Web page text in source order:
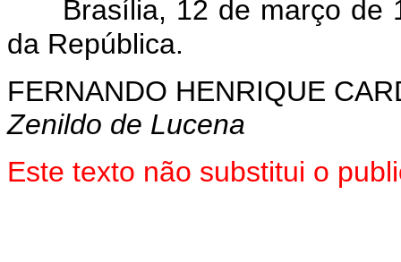
Brasília, 12 de março de
da República.
FERNANDO HENRIQUE
Zenildo de Lucena
Este texto não substitui o